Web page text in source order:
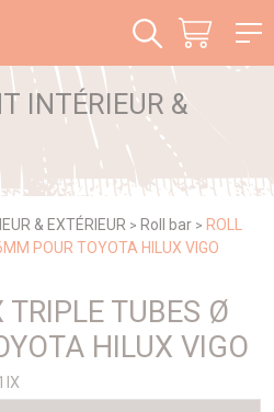
INTÉRIEUR &
& EXTÉRIEUR > Roll bar > ROLL
POUR TOYOTA HILUX VIGO
TRIPLE TUBES Ø
HILUX VIGO